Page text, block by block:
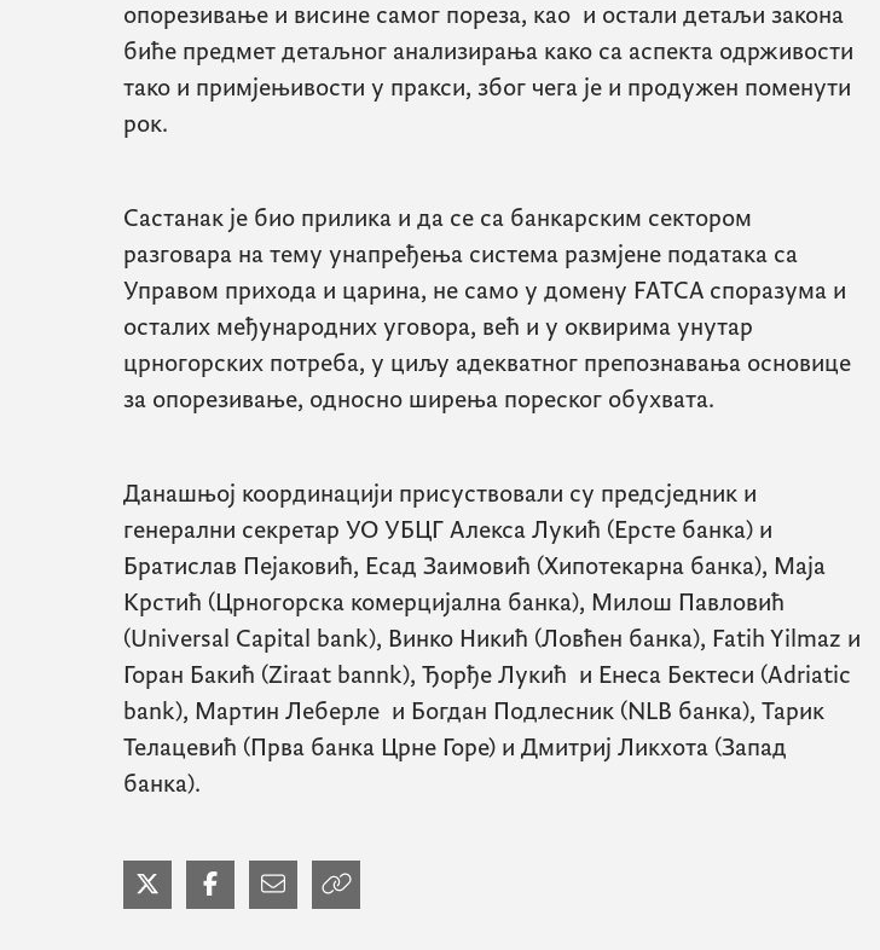
опорезивање и висине самог пореза, као и остали детаљи закона
биће предмет детаљног анализирања како са аспекта одрживости
тако и примјењивости у пракси, због чега је и продужен поменути
рок.
Састанак је био прилика и да се са банкарским сектором
разговара на тему унапређења система размјене података са
Управом прихода и царина, не само у домену FATCA споразума и
осталих међународних уговора, већ и у оквирима унутар
црногорских потреба, у циљу адекватног препознавања основице
за опорезивање, односно ширења пореског обухвата.
Данашњој координацији присуствовали су предсједник и
генерални секретар УО УБЦГ Алекса Лукић (Ерсте банка) и
Братислав Пејаковић, Есад Заимовић (Хипотекарна банка), Маја
Крстић (Црногорска комерцијална банка), Милош Павловић
(Universal Capital bank), Винко Никић (Ловћен банка), Fatih Yilmaz и
Горан Бакић (Ziraat bannk), Ђорђе Лукић и Енеса Бектеси (Adriatic
bank), Мартин Леберле и Богдан Подлесник (NLB банка), Тарик
Телацевић (Прва банка Црне Горе) и Дмитриј Ликхота (Запад
банка).